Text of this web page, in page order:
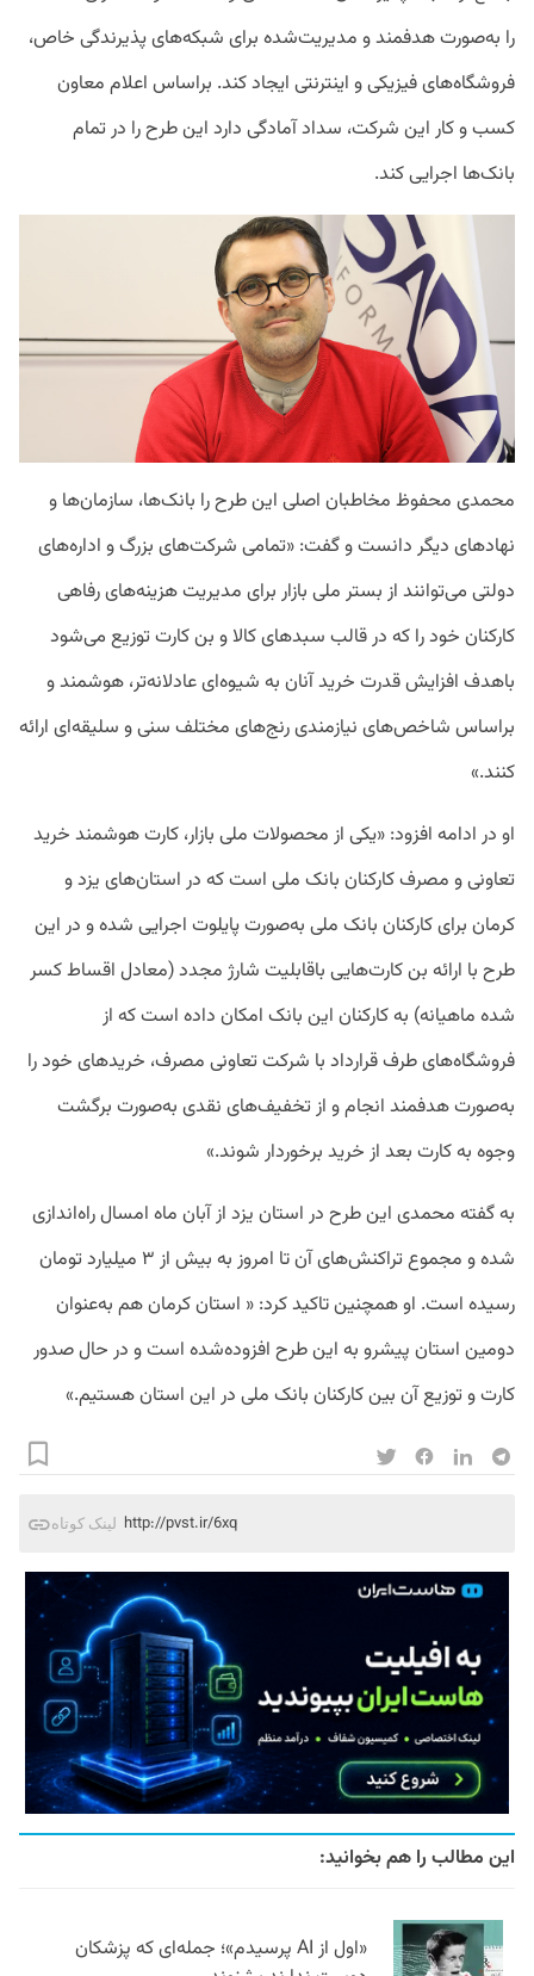
را به‌صورت هدفمند و مدیریت‌شده برای شبکه‌های پذیرندگی خاص،
فروشگاه‌های فیزیکی و اینترنتی ایجاد کند. براساس اعلام معاون
کسب و کار این شرکت، سداد آمادگی دارد این طرح را در تمام
بانک‌ها اجرایی کند.
محمدی محفوظ مخاطبان اصلی این طرح را بانک‌ها، سازمان‌ها و
نهادهای دیگر دانست و گفت: «تمامی شرکت‌های بزرگ و اداره‌های
دولتی می‌توانند از بستر ملی بازار برای مدیریت هزینه‌های رفاهی
کارکنان خود را که در قالب سبدهای کالا و بن کارت توزیع می‌شود
باهدف افزایش قدرت خرید آنان به شیوه‌ای عادلانه‌تر، هوشمند و
براساس شاخص‌های نیازمندی رنج‌های مختلف سنی و سلیقه‌ای ارائه
کنند.»
او در ادامه افزود: «یکی از محصولات ملی بازار، کارت هوشمند خرید
تعاونی و مصرف کارکنان بانک ملی است که در استان‌های یزد و
کرمان برای کارکنان بانک ملی به‌صورت پایلوت اجرایی شده و در این
طرح با ارائه بن کارت‌هایی باقابلیت شارژ مجدد (معادل اقساط کسر
شده ماهیانه) به کارکنان این بانک امکان داده است که از
فروشگاه‌های طرف قرارداد با شرکت تعاونی مصرف، خریدهای خود را
به‌صورت هدفمند انجام و از تخفیف‌های نقدی به‌صورت برگشت
وجوه به کارت بعد از خرید برخوردار شوند.»
به گفته محمدی این طرح در استان یزد از آبان ماه امسال راه‌اندازی
شده و مجموع تراکنش‌های آن تا امروز به بیش از ۳ میلیارد تومان
رسیده است. او همچنین تاکید کرد: « استان کرمان هم به‌عنوان
دومین استان پیشرو به این طرح افزوده‌شده است و در حال صدور
کارت و توزیع آن بین کارکنان بانک ملی در این استان هستیم.»
لینک کوتاه http://pvst.ir/6xq
این مطالب را هم بخوانید:
«اول از AI پرسیدم»؛ جمله‌ای که پزشکان